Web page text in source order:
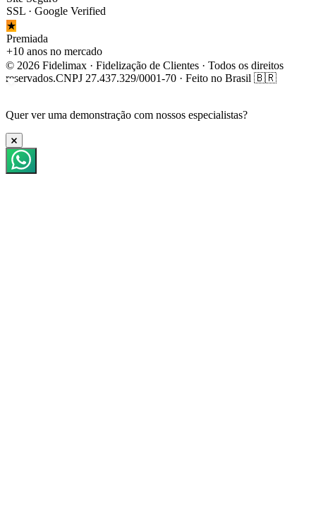
SSL · Google Verified
★
Premiada
+10 anos no mercado
© 2026 Fidelimax · Fidelização de Clientes · Todos os direitos
reservados.CNPJ 27.437.329/0001-70 · Feito no Brasil 🇧🇷
Quer ver uma demonstração com nossos especialistas?